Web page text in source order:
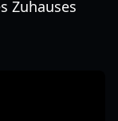
Zuhauses